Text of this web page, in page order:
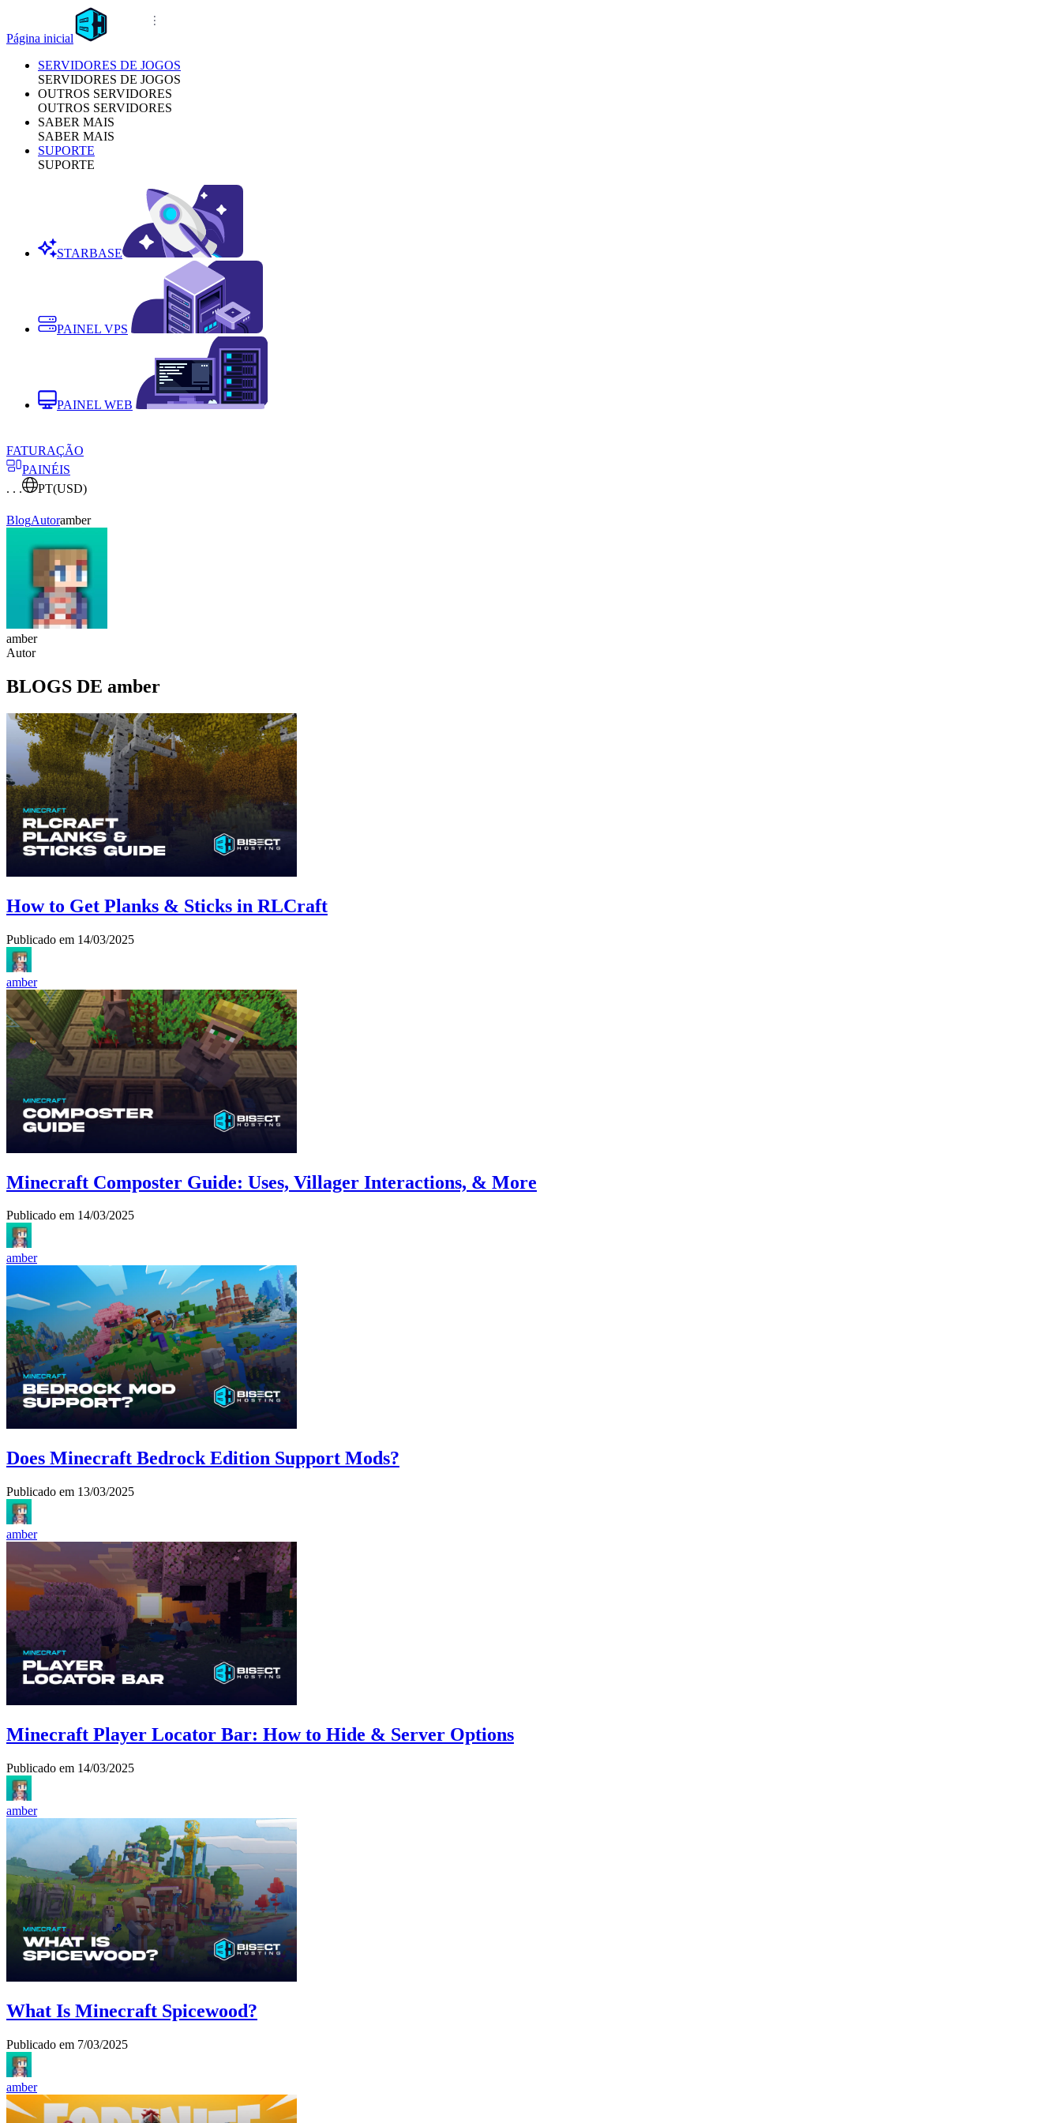
Página inicial
SERVIDORES DE JOGOS
SERVIDORES DE JOGOS
OUTROS SERVIDORES
OUTROS SERVIDORES
SABER MAIS
SABER MAIS
SUPORTE
SUPORTE
STARBASE
PAINEL VPS
PAINEL WEB
FATURAÇÃO
PAINÉIS
. . .
PT(USD)
BlogAutoramber
amber
Autor
BLOGS DE amber
How to Get Planks & Sticks in RLCraft
Publicado em 14/03/2025
amber
Minecraft Composter Guide: Uses, Villager Interactions, & More
Publicado em 14/03/2025
amber
Does Minecraft Bedrock Edition Support Mods?
Publicado em 13/03/2025
amber
Minecraft Player Locator Bar: How to Hide & Server Options
Publicado em 14/03/2025
amber
What Is Minecraft Spicewood?
Publicado em 7/03/2025
amber